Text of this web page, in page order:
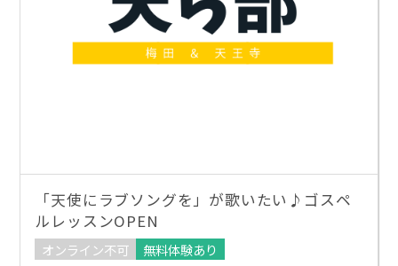
「天使にラブソングを」が歌いたい♪ゴスペ
ルレッスンOPEN
オンライン不可
無料体験あり